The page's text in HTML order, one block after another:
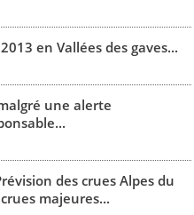
en Vallées des gaves...
une alerte
des crues Alpes du
majeures...